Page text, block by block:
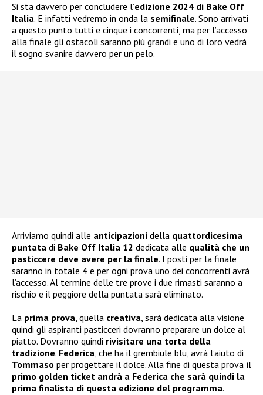
Si sta davvero per concludere l’edizione 2024 di Bake Off
Italia. E infatti vedremo in onda la semifinale. Sono arrivati
a questo punto tutti e cinque i concorrenti, ma per l’accesso
alla finale gli ostacoli saranno più grandi e uno di loro vedrà
il sogno svanire davvero per un pelo.
Arriviamo quindi alle anticipazioni della quattordicesima
puntata di Bake Off Italia 12 dedicata alle qualità che un
pasticcere deve avere per la finale. I posti per la finale
saranno in totale 4 e per ogni prova uno dei concorrenti avrà
l’accesso. Al termine delle tre prove i due rimasti saranno a
rischio e il peggiore della puntata sarà eliminato.
La prima prova, quella creativa, sarà dedicata alla visione
quindi gli aspiranti pasticceri dovranno preparare un dolce al
piatto. Dovranno quindi rivisitare una torta della
tradizione. Federica, che ha il grembiule blu, avrà l’aiuto di
Tommaso per progettare il dolce. Alla fine di questa prova il
primo golden ticket andrà a Federica che sarà quindi la
prima finalista di questa edizione del programma.